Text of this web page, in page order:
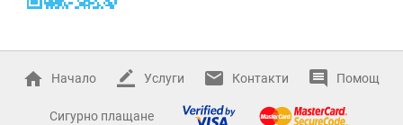
Начало Услуги Контакти Помощ
Сигурно плащане